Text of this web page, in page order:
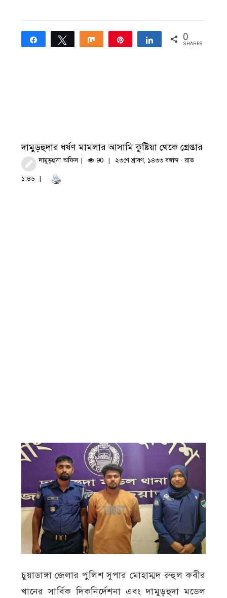
Share Tweet Share Share 0
SHARES
দামুড়হুদার ধর্ষণ মামলার আসামি কুষ্টিয়া থেকে গ্রেপ্তার
দামুড়হুদা অফিস 90 ২৩শে শ্রাবণ, ১৪৩৩ বঙ্গাব্দ · রাত
১:৪৬
চুয়াডাঙ্গা জেলার পুলিশ সুপার মোহাম্মদ রুহুল কবীর
খানের সার্বিক দিকনির্দেশনা এবং দামুড়হুদা মডেল